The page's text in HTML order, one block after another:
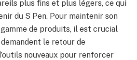
plus fins et plus légers, ce qui
du S Pen. Pour maintenir son
de produits, il est crucial
le retour de
nouveaux pour renforcer